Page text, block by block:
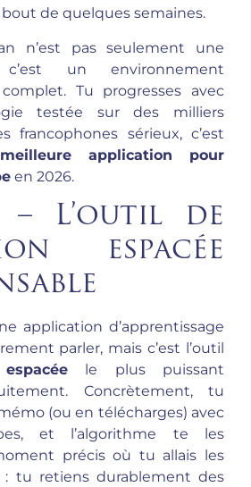
de quelques semaines.
n’est pas seulement une
un environnement
complet. Tu progresses avec
testée sur des milliers
francophones sérieux, c’est
meilleure application pour
en 2026.
– L’outil de
espacée
application d’apprentissage
parler, mais c’est l’outil
le plus puissant
Concrètement, tu
(ou en télécharges) avec
et l’algorithme te les
précis où tu allais les
: tu retiens durablement des